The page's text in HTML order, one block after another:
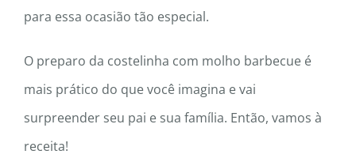
para essa ocasião tão especial.
O preparo da costelinha com molho barbecue é
mais prático do que você imagina e vai
surpreender seu pai e sua família. Então, vamos à
receita!